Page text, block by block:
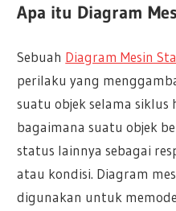
Apa itu Diagram
Sebuah Diagram Mesin
perilaku yang
suatu objek selama
bagaimana suatu objek
status lainnya sebagai
atau kondisi. Diagram
digunakan untuk